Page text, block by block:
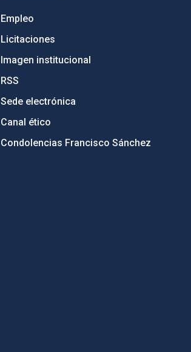
Empleo
Licitaciones
Imagen institucional
RSS
Sede electrónica
Canal ético
Condolencias Francisco Sánchez